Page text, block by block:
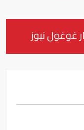
غوغول نيوز